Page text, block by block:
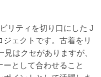
リティを切り口にした J
ジェクトです。古着をリ
はクセがありますが、
として合わせること